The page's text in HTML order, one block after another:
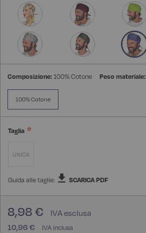
Composizione:100% Cotone Peso materiale:
100% Cotone
Taglia
UNICA
Guida alle taglie: SCARICA PDF
10,96 €
8,98 €